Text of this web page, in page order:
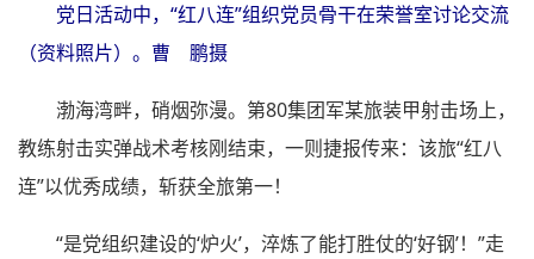
党日活动中，“红八连”组织党员骨干在荣誉室讨论交流
（资料照片）。曹 鹏摄
渤海湾畔，硝烟弥漫。第80集团军某旅装甲射击场上，
教练射击实弹战术考核刚结束，一则捷报传来：该旅“红八
连”以优秀成绩，斩获全旅第一！
“是党组织建设的‘炉火’，淬炼了能打胜仗的‘好钢’！”走